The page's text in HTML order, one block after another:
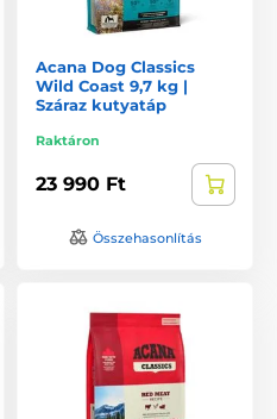
Acana Dog Classics
Wild Coast 9,7 kg |
Száraz kutyatáp
Raktáron
23 990 Ft
Összehasonlítás